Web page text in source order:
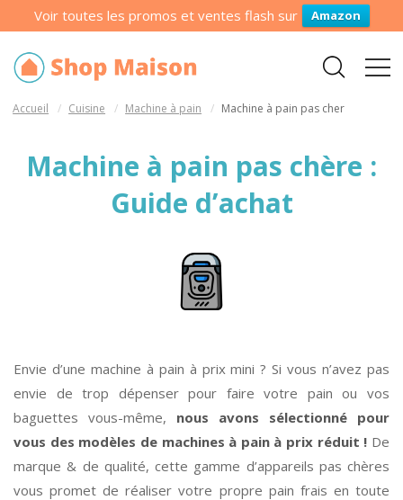
Voir toutes les promos et ventes flash sur Amazon
Accueil Cuisine Machine à pain Machine à pain pas cher
Machine à pain pas chère :
Guide d’achat
Envie d’une machine à pain à prix mini ? Si vous n’avez pas
envie de trop dépenser pour faire votre pain ou vos
baguettes vous-même, nous avons sélectionné pour
vous des modèles de machines à pain à prix réduit ! De
marque & de qualité, cette gamme d’appareils pas chères
vous promet de réaliser votre propre pain frais en toute